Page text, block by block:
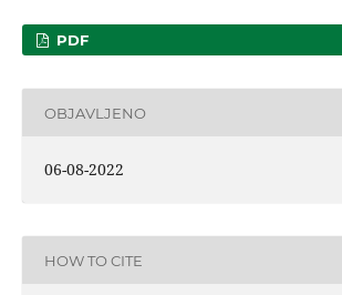
PDF
OBJAVLJENO
06-08-2022
HOW TO CITE